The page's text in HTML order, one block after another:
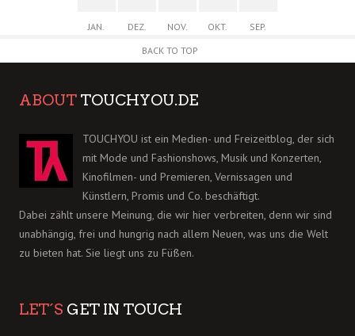
JAN. DEZ. NOV. OKT.
SEP.
BACK TO TOP
ABOUT TOUCHYOU.DE
TOUCHYOU ist ein Medien- und Freizeitblog, der sich
mit Mode und Fashionshows, Musik und Konzerten,
Kinofilmen- und Premieren, Vernissagen und
Künstlern, Promis und Co. beschäftigt.
Dabei zählt unsere Meinung, die wir hier verbreiten, denn wir sind
unabhängig, frei und hungrig nach allem Neuen, was uns die Welt
zu bieten hat. Sie liegt uns zu Füßen.
LET´S GET IN TOUCH